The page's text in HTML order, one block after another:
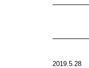
2019.5.28